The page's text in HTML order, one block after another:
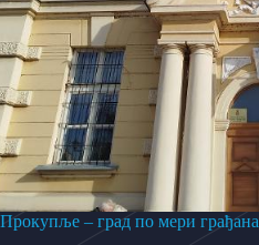
Прокупље – град по мери грађана